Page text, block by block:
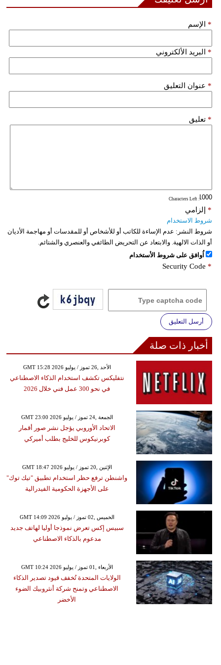
الإسم *
البريد الألكتروني *
عنوان التعليق *
تعليق *
: Characters Left
إلزامي *
شروط الاستخدام
شروط النشر: عدم الإساءة للكاتب أو للأشخاص أو للمقدسات أو مهاجمة الأديان
أو الذات الالهية. والابتعاد عن التحريض الطائفي والعنصري والشتائم.
اُوافق على شروط الأستخدام
Security Code *
أرسل التعليق
أخبار ذات صلة
GMT 15:28 2026 الأحد ,26 تموز / يوليو
نتفليكس تكشف استخدام الذكاء الاصطناعي
في نحو 300 عمل فني خلال 2026
GMT 23:00 2026 الجمعة ,24 تموز / يوليو
الاتحاد الأوروبي يؤجل نشر صور أقمار
كوبرنيكوس للخليج بطلب أميركي
GMT 18:47 2026 الإثنين ,20 تموز / يوليو
واشنطن ترفع حظر استخدام تطبيق "تيك توك"
على الأجهزة الحكومية الفيدرالية
GMT 14:09 2026 الخميس ,02 تموز / يوليو
سبيس إكس تعرض نموذجا أوليا لهاتف جديد
مدعوم بالذكاء الاصطناعي
GMT 10:24 2026 الأربعاء ,01 تموز / يوليو
الولايات المتحدة تُخفف قيود تصدير الذكاء
الاصطناعي وتمنح شركة أنثروبيك الضوء
الأخضر